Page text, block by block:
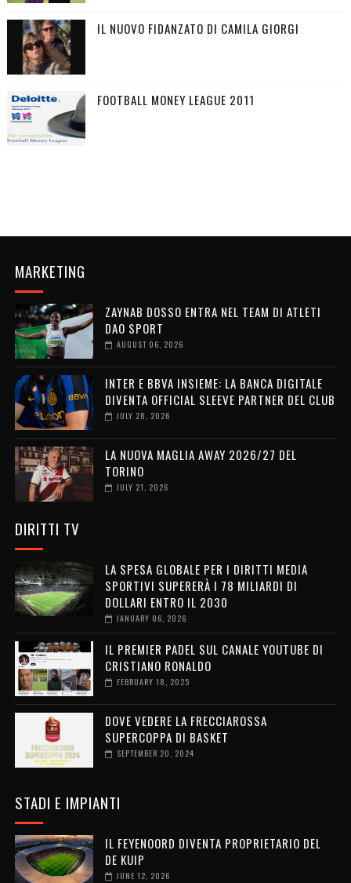
IL NUOVO FIDANZATO DI CAMILA GIORGI
FOOTBALL MONEY LEAGUE 2011
MARKETING
ZAYNAB DOSSO ENTRA NEL TEAM DI ATLETI
DAO SPORT
AUGUST 06, 2026
INTER E BBVA INSIEME: LA BANCA DIGITALE
DIVENTA OFFICIAL SLEEVE PARTNER DEL CLUB
JULY 28, 2026
LA NUOVA MAGLIA AWAY 2026/27 DEL
TORINO
JULY 21, 2026
DIRITTI TV
LA SPESA GLOBALE PER I DIRITTI MEDIA
SPORTIVI SUPERERÀ I 78 MILIARDI DI
DOLLARI ENTRO IL 2030
JANUARY 06, 2026
IL PREMIER PADEL SUL CANALE YOUTUBE DI
CRISTIANO RONALDO
FEBRUARY 18, 2025
DOVE VEDERE LA FRECCIAROSSA
SUPERCOPPA DI BASKET
SEPTEMBER 20, 2024
STADI E IMPIANTI
IL FEYENOORD DIVENTA PROPRIETARIO DEL
DE KUIP
JUNE 12, 2026